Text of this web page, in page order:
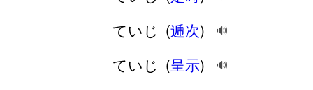
ていじ (逓次) 🔊
ていじ (呈示) 🔊